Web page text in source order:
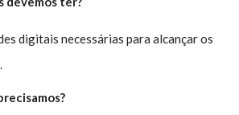
digitais necessárias para alcançar os